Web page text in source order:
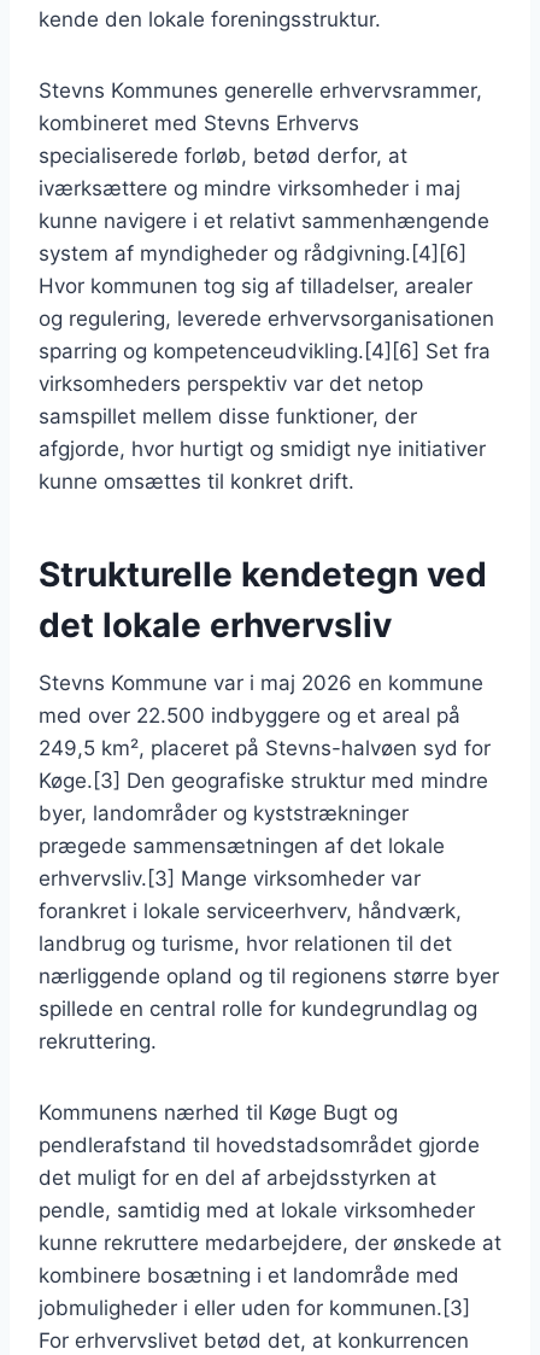
kende den lokale foreningsstruktur.
Stevns Kommunes generelle erhvervsrammer,
kombineret med Stevns Erhvervs
specialiserede forløb, betød derfor, at
iværksættere og mindre virksomheder i maj
kunne navigere i et relativt sammenhængende
system af myndigheder og rådgivning.[4][6]
Hvor kommunen tog sig af tilladelser, arealer
og regulering, leverede erhvervsorganisationen
sparring og kompetenceudvikling.[4][6] Set fra
virksomheders perspektiv var det netop
samspillet mellem disse funktioner, der
afgjorde, hvor hurtigt og smidigt nye initiativer
kunne omsættes til konkret drift.
Strukturelle kendetegn ved
det lokale erhvervsliv
Stevns Kommune var i maj 2026 en kommune
med over 22.500 indbyggere og et areal på
249,5 km², placeret på Stevns-halvøen syd for
Køge.[3] Den geografiske struktur med mindre
byer, landområder og kyststrækninger
prægede sammensætningen af det lokale
erhvervsliv.[3] Mange virksomheder var
forankret i lokale serviceerhverv, håndværk,
landbrug og turisme, hvor relationen til det
nærliggende opland og til regionens større byer
spillede en central rolle for kundegrundlag og
rekruttering.
Kommunens nærhed til Køge Bugt og
pendlerafstand til hovedstadsområdet gjorde
det muligt for en del af arbejdsstyrken at
pendle, samtidig med at lokale virksomheder
kunne rekruttere medarbejdere, der ønskede at
kombinere bosætning i et landområde med
jobmuligheder i eller uden for kommunen.[3]
For erhvervslivet betød det, at konkurrencen